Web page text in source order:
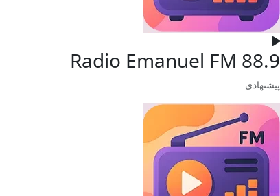
Radio Emanuel FM 88.9
پیشنهادی